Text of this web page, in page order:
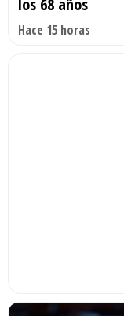
Hace 15 horas